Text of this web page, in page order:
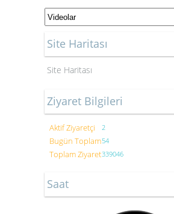
Site Haritası
Site Haritası
Ziyaret Bilgileri
Aktif Ziyaretçi 2
Bugün Toplam54
Toplam Ziyaret339046
Saat